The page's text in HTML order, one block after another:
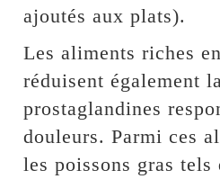
ajoutés aux plats).
Les aliments riches
réduisent également
prostaglandines
douleurs. Parmi ces
les poissons gras tels